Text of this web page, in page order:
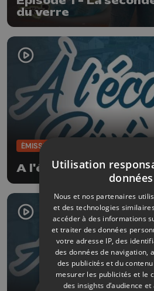
du verre
ÉMISSIONS
A l'écoute de nos
Utilisation
données
Nous et nos partenaires
et des technologies
accéder à des informations
et traiter des données
votre adresse IP, des
des données de navigation,
des publicités et du
mesurer les publicités et le
des insights d’audience